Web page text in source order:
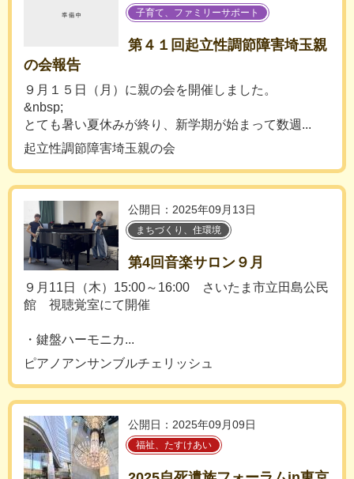
子育て、ファミリーサポート
第４１回起立性調節障害埼玉親
の会報告
９月１５日（月）に親の会を開催しました。
&nbsp;
とても暑い夏休みが終り、新学期が始まって数週...
起立性調節障害埼玉親の会
公開日：2025年09月13日
まちづくり、住環境
第4回音楽サロン９月
９月11日（木）15:00～16:00 さいたま市立田島公民
館 視聴覚室にて開催
・鍵盤ハーモニカ...
ピアノアンサンブルチェリッシュ
公開日：2025年09月09日
福祉、たすけあい